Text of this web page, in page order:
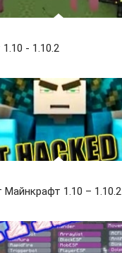
- 1.10.2
Майнкрафт 1.10 – 1.10.2